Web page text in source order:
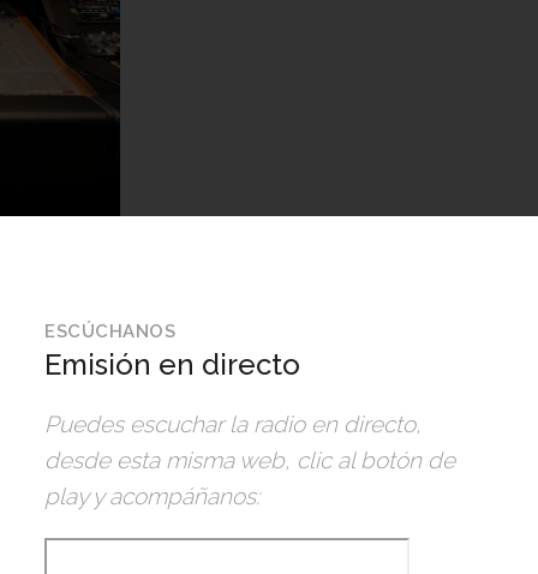
ESCÚCHANOS
Emisión en directo
Puedes escuchar la radio en directo,
desde esta misma web, clic al botón de
play y acompáñanos: